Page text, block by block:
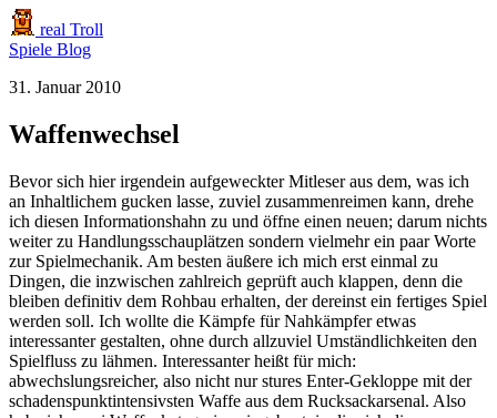
real Troll
Spiele Blog
31. Januar 2010
Waffenwechsel
Bevor sich hier irgendein aufgeweckter Mitleser aus dem, was ich
an Inhaltlichem gucken lasse, zuviel zusammenreimen kann, drehe
ich diesen Informationshahn zu und öffne einen neuen; darum nichts
weiter zu Handlungsschauplätzen sondern vielmehr ein paar Worte
zur Spielmechanik. Am besten äußere ich mich erst einmal zu
Dingen, die inzwischen zahlreich geprüft auch klappen, denn die
bleiben definitiv dem Rohbau erhalten, der dereinst ein fertiges Spiel
werden soll. Ich wollte die Kämpfe für Nahkämpfer etwas
interessanter gestalten, ohne durch allzuviel Umständlichkeiten den
Spielfluss zu lähmen. Interessanter heißt für mich:
abwechslungsreicher, also nicht nur stures Enter-Gekloppe mit der
schadenspunktintensivsten Waffe aus dem Rucksackarsenal. Also